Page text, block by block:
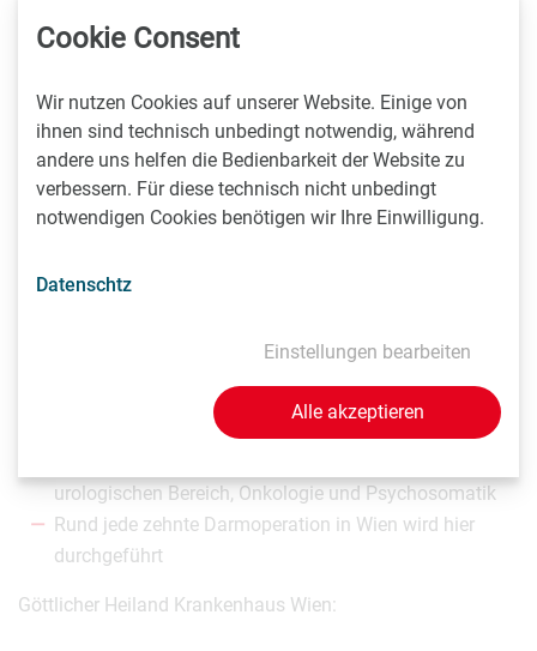
Besucher und Besucherinnen eine Live-OP, Führungen in
sowie persönliche Beratung durch die Expertinnen und
Experten der fünf Wiener Fachkliniken. Das genaue
Programm (teilweise mit Anmeldung) gibt es unter
www.vinzenzgruppe.at
Barmherzige Schwestern Krankenhaus Wien:
urologischen Bereich, Onkologie und Psychosomatik
Rund jede zehnte Darmoperation in Wien wird hier
durchgeführt
Göttlicher Heiland Krankenhaus Wien:
Cookie Consent
Wir nutzen Cookies auf unserer Website. Einige von
ihnen sind technisch unbedingt notwendig, während
andere uns helfen die Bedienbarkeit der Website zu
verbessern. Für diese technisch nicht unbedingt
notwendigen Cookies benötigen wir Ihre Einwilligung.
Datenschtz
Einstellungen bearbeiten
Alle akzeptieren